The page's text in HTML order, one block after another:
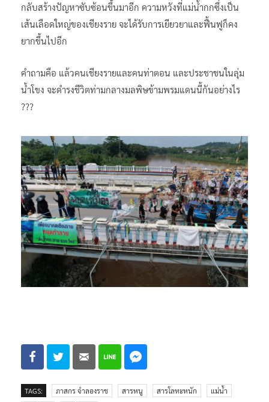
กลับสร้างปัญหาซับซ้อนขึ้นมาอีก ความหวังที่แม่น้ำกกซึ่งเป็น
เส้นเลือดใหญ่ของเชียงราย จะได้รับการเยียวยาและฟื้นฟูก็คง
ยากขึ้นไปอีก
คำถามคือ แล้วคนเชียงรายและคนท่าตอน และประชาชนในลุ่ม
น้ำโขง จะดำรงชีวิตท่ามกลางมลพิษข้ามพรมแดนนี้กันอย่างไร
???
TAGS: ภาสกร จำลองราช สารหนู สารโลหะหนัก
แม่น้ำ